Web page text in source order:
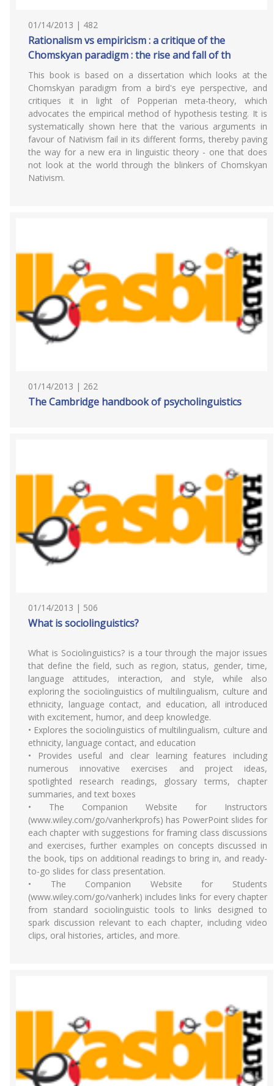
01/14/2013 | 482
Rationalism vs empiricism : a critique of the
Chomskyan paradigm : the rise and fall of th
This book is based on a dissertation which looks at the
Chomskyan paradigm from a bird's eye perspective, and
critiques it in light of Popperian meta-theory, which
advocates the empirical method of hypothesis testing. It is
systematically shown here that the various arguments in
favour of Nativism fail in its different forms, thereby paving
the way for a new era in linguistic theory - one that does
not look at the world through the blinkers of Chomskyan
Nativism.
01/14/2013 | 262
The Cambridge handbook of psycholinguistics
01/14/2013 | 506
What is sociolinguistics?
What is Sociolinguistics? is a tour through the major issues
that define the field, such as region, status, gender, time,
language attitudes, interaction, and style, while also
exploring the sociolinguistics of multilingualism, culture and
ethnicity, language contact, and education, all introduced
with excitement, humor, and deep knowledge.
• Explores the sociolinguistics of multilingualism, culture and
ethnicity, language contact, and education
• Provides useful and clear learning features including
numerous innovative exercises and project ideas,
spotlighted research readings, glossary terms, chapter
summaries, and text boxes
• The Companion Website for Instructors
(www.wiley.com/go/vanherkprofs) has PowerPoint slides for
each chapter with suggestions for framing class discussions
and exercises, further examples on concepts discussed in
the book, tips on additional readings to bring in, and ready-
to-go slides for class presentation.
• The Companion Website for Students
(www.wiley.com/go/vanherk) includes links for every chapter
from standard sociolinguistic tools to links designed to
spark discussion relevant to each chapter, including video
clips, oral histories, articles, and more.